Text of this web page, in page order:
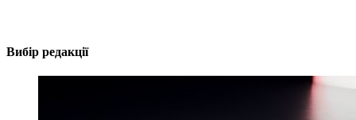
Вибір редакції